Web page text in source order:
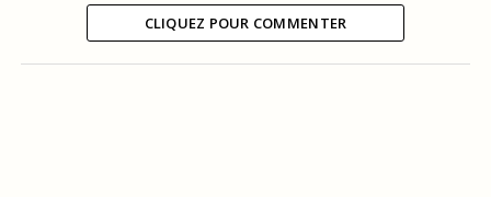
CLIQUEZ POUR COMMENTER